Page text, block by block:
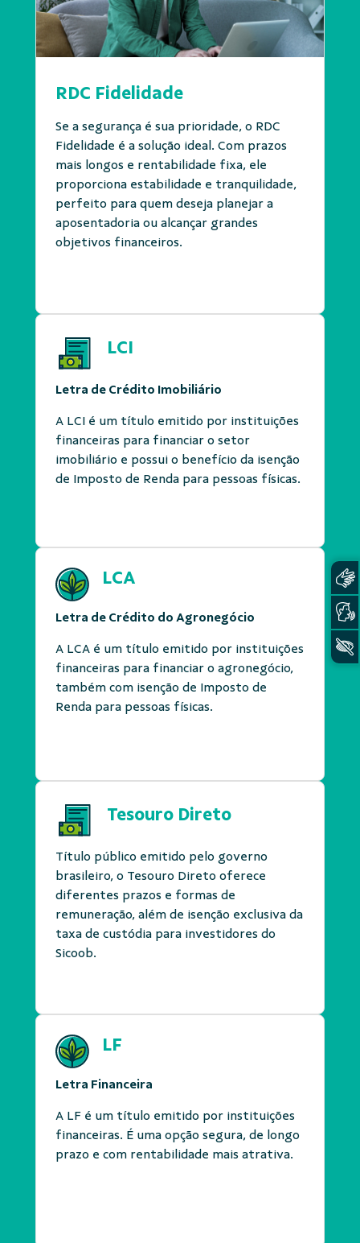
RDC Fidelidade
Se a segurança é sua prioridade, o RDC
Fidelidade é a solução ideal. Com prazos
mais longos e rentabilidade fixa, ele
proporciona estabilidade e tranquilidade,
perfeito para quem deseja planejar a
aposentadoria ou alcançar grandes
objetivos financeiros.
LCI
Letra de Crédito Imobiliário
A LCI é um título emitido por instituições
financeiras para financiar o setor
imobiliário e possui o benefício da isenção
de Imposto de Renda para pessoas físicas.
LCA
Letra de Crédito do Agronegócio
A LCA é um título emitido por instituições
financeiras para financiar o agronegócio,
também com isenção de Imposto de
Renda para pessoas físicas.
Tesouro Direto
Título público emitido pelo governo
brasileiro, o Tesouro Direto oferece
diferentes prazos e formas de
remuneração, além de isenção exclusiva da
taxa de custódia para investidores do
Sicoob.
LF
Letra Financeira
A LF é um título emitido por instituições
financeiras. É uma opção segura, de longo
prazo e com rentabilidade mais atrativa.